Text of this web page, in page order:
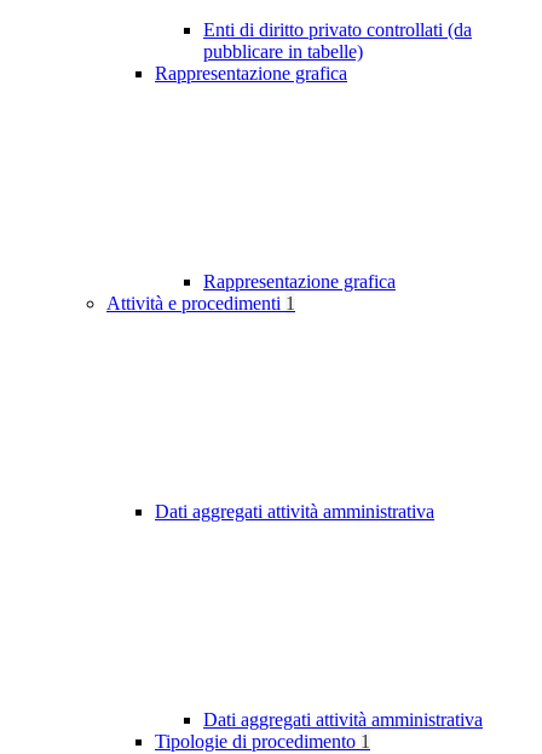
Enti di diritto privato controllati (da
pubblicare in tabelle)
Rappresentazione grafica
Rappresentazione grafica
Attività e procedimenti 1
Dati aggregati attività amministrativa
Dati aggregati attività amministrativa
Tipologie di procedimento 1